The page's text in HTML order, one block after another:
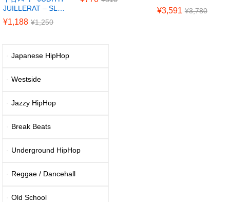
JUILLERAT – SL…
¥1,188 ¥1,250
¥3,591 ¥3,780
Japanese HipHop
Westside
Jazzy HipHop
Break Beats
Underground HipHop
Reggae / Dancehall
Old School